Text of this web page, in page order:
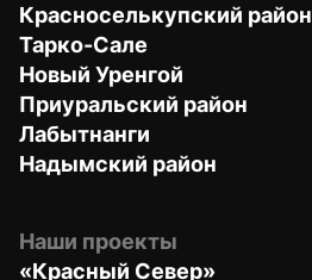
Красноселькупский район
Тарко-Сале
Новый Уренгой
Приуральский район
Лабытнанги
Надымский район
Наши проекты
«Красный Север»